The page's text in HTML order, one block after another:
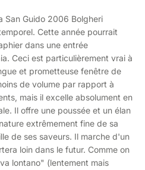
San Guido 2006 Bolgheri
Cette année pourrait
dans une entrée
Ceci est particulièrement vrai à
et prometteuse fenêtre de
de volume par rapport à
mais il excelle absolument en
Il offre une poussée et un élan
extrêmement fine de sa
de ses saveurs. Il marche d'un
loin dans le futur. Comme on
lontano" (lentement mais